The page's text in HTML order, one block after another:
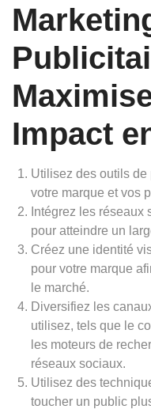
Impact
Utilisez des outils
votre marque et vos
Intégrez les réseaux
pour atteindre un
Créez une identité
pour votre marque
le marché.
Diversifiez les
utilisez, tels que le
les moteurs de
réseaux sociaux.
Utilisez des
toucher un public